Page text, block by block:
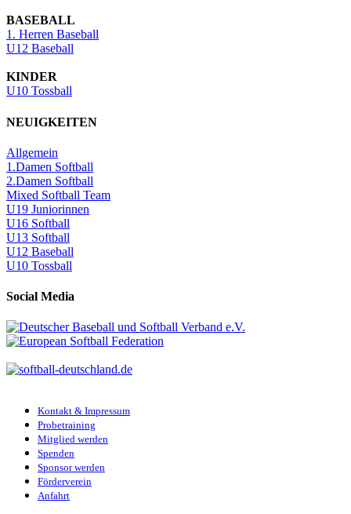
BASEBALL
1. Herren Baseball
U12 Baseball
KINDER
U10 Tossball
NEUIGKEITEN
Allgemein
1.Damen Softball
2.Damen Softball
Mixed Softball Team
U19 Juniorinnen
U16 Softball
U13 Softball
U12 Baseball
U10 Tossball
Social Media
Kontakt & Impressum
Probetraining
Mitglied werden
Spenden
Sponsor werden
Förderverein
Anfahrt